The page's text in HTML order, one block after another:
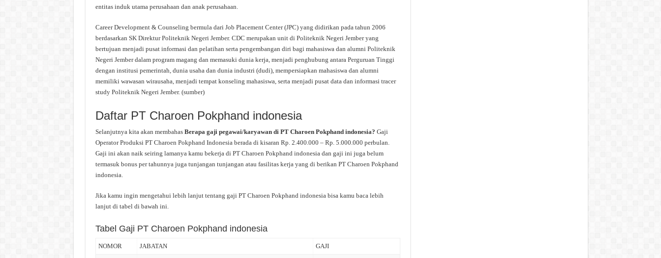
entitas induk utama perusahaan dan anak perusahaan.
Career Development & Counseling bermula dari Job Placement Center (JPC) yang didirikan pada tahun 2006
berdasarkan SK Direktur Politeknik Negeri Jember. CDC merupakan unit di Politeknik Negeri Jember yang
bertujuan menjadi pusat informasi dan pelatihan serta pengembangan diri bagi mahasiswa dan alumni Politeknik
Negeri Jember dalam program magang dan memasuki dunia kerja, menjadi penghubung antara Perguruan Tinggi
dengan institusi pemerintah, dunia usaha dan dunia industri (dudi), mempersiapkan mahasiswa dan alumni
memiliki wawasan wirausaha, menjadi tempat konseling mahasiswa, serta menjadi pusat data dan informasi tracer
study Politeknik Negeri Jember. (sumber)
Daftar PT Charoen Pokphand indonesia
Selanjutnya kita akan membahas Berapa gaji pegawai/karyawan di PT Charoen Pokphand indonesia? Gaji
Operator Produksi PT Charoen Pokphand Indonesia berada di kisaran Rp. 2.400.000 – Rp. 5.000.000 perbulan.
Gaji ini akan naik seiring lamanya kamu bekerja di PT Charoen Pokphand indonesia dan gaji ini juga belum
termasuk bonus per tahunnya juga tunjangan tunjangan atau fasilitas kerja yang di berikan PT Charoen Pokphand
indonesia.
Jika kamu ingin mengetahui lebih lanjut tentang gaji PT Charoen Pokphand indonesia bisa kamu baca lebih
lanjut di tabel di bawah ini.
Tabel Gaji PT Charoen Pokphand indonesia
NOMOR JABATAN GAJI